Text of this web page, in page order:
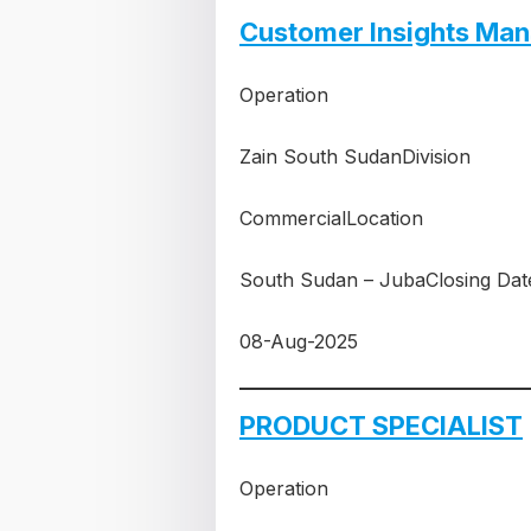
Customer Insights
Operation
Zain South SudanDivision
CommercialLocation
South Sudan – JubaClosing
08-Aug-2025
PRODUCT SPECIALIST
Operation